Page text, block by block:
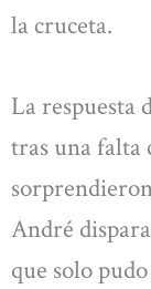
la cruceta.
La respuesta
tras una falta
André
que solo